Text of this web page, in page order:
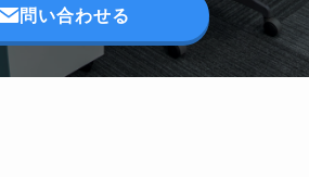
問い合わせる